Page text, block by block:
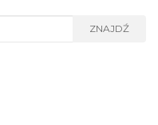
ZNAJDŹ